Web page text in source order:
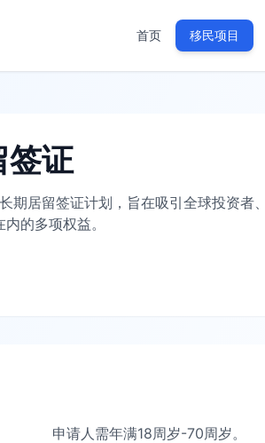
首页 移民项目
签证
期居留签证计划，旨在吸引全球投资
的多项权益。
申请人需年满18周岁-70周岁。